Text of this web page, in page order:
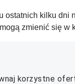
ostatnich kilku
zmienić się w
korzystne